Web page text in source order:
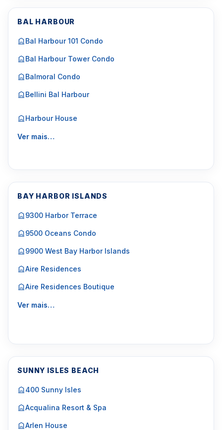
BAL HARBOUR
Bal Harbour 101 Condo
Bal Harbour Tower Condo
Balmoral Condo
Bellini Bal Harbour
Harbour House
Ver mais…
BAY HARBOR ISLANDS
9300 Harbor Terrace
9500 Oceans Condo
9900 West Bay Harbor Islands
Aire Residences
Aire Residences Boutique
Ver mais…
SUNNY ISLES BEACH
400 Sunny Isles
Acqualina Resort & Spa
Arlen House